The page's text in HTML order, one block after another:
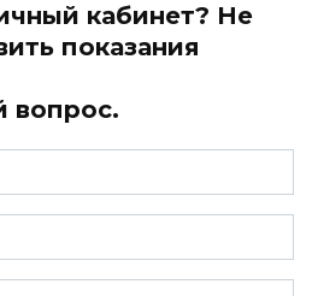
кабинет? Не
показания
вопрос.